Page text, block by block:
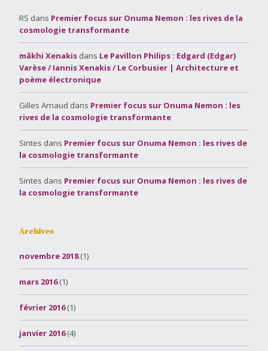
RS dans Premier focus sur Onuma Nemon : les rives de la
cosmologie transformante
mâkhi Xenakis dans Le Pavillon Philips : Edgard (Edgar)
Varèse / Iannis Xenakis / Le Corbusier | Architecture et
poème électronique
Gilles Arnaud dans Premier focus sur Onuma Nemon : les
rives de la cosmologie transformante
Sintes dans Premier focus sur Onuma Nemon : les rives de
la cosmologie transformante
Sintes dans Premier focus sur Onuma Nemon : les rives de
la cosmologie transformante
Archives
novembre 2018(1)
mars 2016(1)
février 2016(1)
janvier 2016(4)